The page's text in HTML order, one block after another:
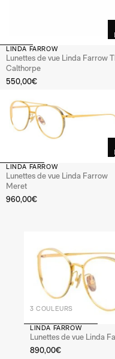
LINDA FARROW
Lunettes de vue Linda Farrow
Calthorpe
550,00€
LINDA FARROW
Lunettes de vue Linda Farrow
Meret
960,00€
3 COULEURS
LINDA FARROW
Lunettes de vue Linda
890,00€